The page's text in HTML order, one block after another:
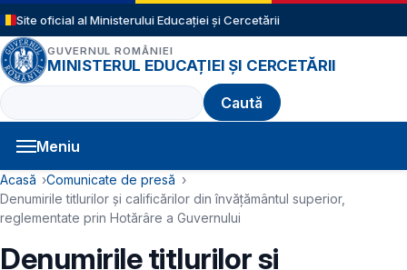
Sari la conținutul principal
Site oficial al Ministerului Educației și Cercetării
GUVERNUL ROMÂNIEI
MINISTERUL EDUCAȚIEI ȘI CERCETĂRII
Caută
Meniu
Navigație principală
Cale de navigare
Acasă
Comunicate de presă
Denumirile titlurilor și calificărilor din învățământul superior,
reglementate prin Hotărâre a Guvernului
Denumirile titlurilor și